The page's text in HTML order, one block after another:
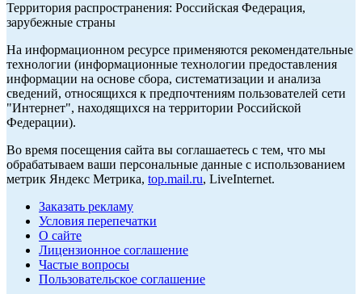
Территория распространения: Российская Федерация,
зарубежные страны
На информационном ресурсе применяются рекомендательные
технологии (информационные технологии предоставления
информации на основе сбора, систематизации и анализа
сведений, относящихся к предпочтениям пользователей сети
"Интернет", находящихся на территории Российской
Федерации).
Во время посещения сайта вы соглашаетесь с тем, что мы
обрабатываем ваши персональные данные с использованием
метрик Яндекс Метрика, top.mail.ru, LiveInternet.
Заказать рекламу
Условия перепечатки
О сайте
Лицензионное соглашение
Частые вопросы
Пользовательское соглашение